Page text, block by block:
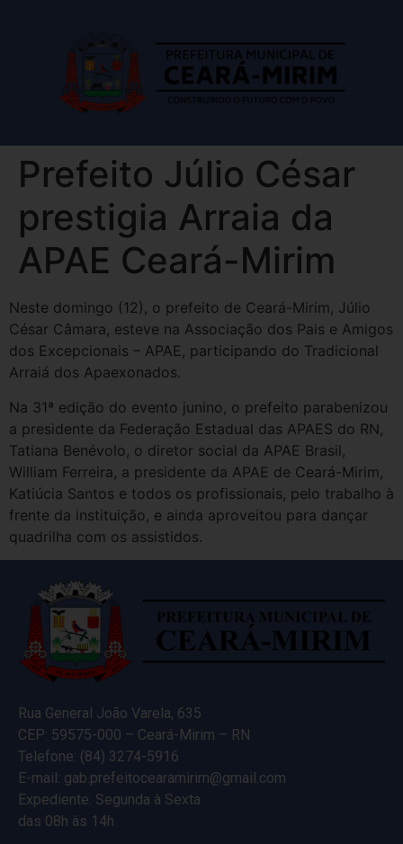
Prefeito Júlio César
prestigia Arraia da
APAE Ceará-Mirim
Neste domingo (12), o prefeito de Ceará-Mirim, Júlio
César Câmara, esteve na Associação dos Pais e Amigos
dos Excepcionais – APAE, participando do Tradicional
Arraiá dos Apaexonados.
Na 31ª edição do evento junino, o prefeito parabenizou
a presidente da Federação Estadual das APAES do RN,
Tatiana Benévolo, o diretor social da APAE Brasil,
William Ferreira, a presidente da APAE de Ceará-Mirim,
Katiúcia Santos e todos os profissionais, pelo trabalho à
frente da instituição, e ainda aproveitou para dançar
quadrilha com os assistidos.
Rua General João Varela, 635
CEP: 59575-000 – Ceará-Mirim – RN
Telefone: (84) 3274-5916
E-mail: gab.prefeitocearamirim@gmail.com
Expediente: Segunda à Sexta
das 08h às 14h